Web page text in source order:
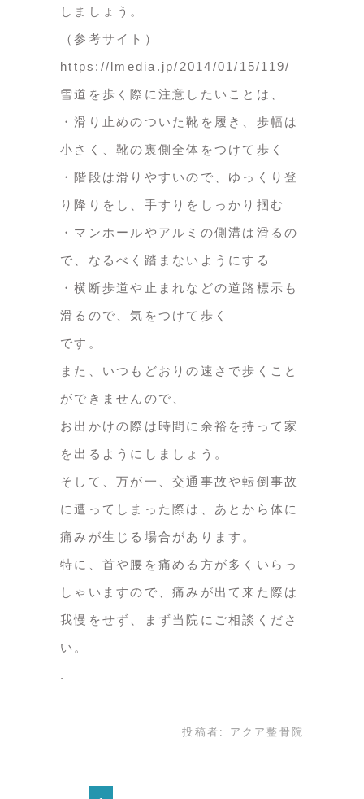
しましょう。
（参考サイト）
https://lmedia.jp/2014/01/15/119/
雪道を歩く際に注意したいことは、
・滑り止めのついた靴を履き、歩幅は
小さく、靴の裏側全体をつけて歩く
・階段は滑りやすいので、ゆっくり登
り降りをし、手すりをしっかり掴む
・マンホールやアルミの側溝は滑るの
で、なるべく踏まないようにする
・横断歩道や止まれなどの道路標示も
滑るので、気をつけて歩く
です。
また、いつもどおりの速さで歩くこと
ができませんので、
お出かけの際は時間に余裕を持って家
を出るようにしましょう。
そして、万が一、交通事故や転倒事故
に遭ってしまった際は、あとから体に
痛みが生じる場合があります。
特に、首や腰を痛める方が多くいらっ
しゃいますので、痛みが出て来た際は
我慢をせず、まず当院にご相談くださ
い。
投稿者: アクア整骨院